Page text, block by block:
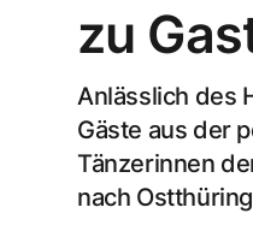
zu
Anlässlich des
Gäste aus der
Tänzerinnen
nach